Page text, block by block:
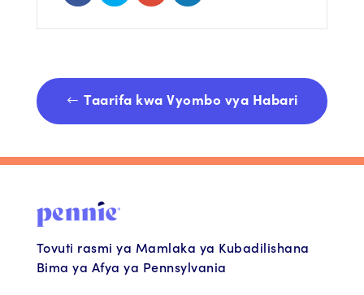
Taarifa kwa Vyombo vya Habari
Tovuti rasmi ya Mamlaka ya Kubadilishana
Bima ya Afya ya Pennsylvania